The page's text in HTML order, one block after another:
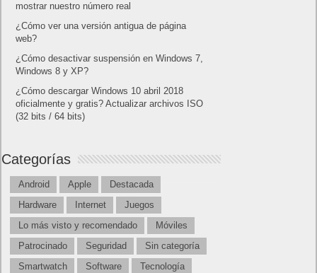
mostrar nuestro número real
¿Cómo ver una versión antigua de página
web?
¿Cómo desactivar suspensión en Windows 7,
Windows 8 y XP?
¿Cómo descargar Windows 10 abril 2018
oficialmente y gratis? Actualizar archivos ISO
(32 bits / 64 bits)
Categorías
Android Apple
Destacada
Hardware
Internet
Juegos
Lo más visto y recomendado
Móviles
Patrocinado
Seguridad
Sin categoría
Smartwatch
Software Tecnología